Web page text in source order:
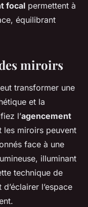
focal permettent à
équilibrant
miroirs
transformer une
et la
l’agencement
les miroirs peuvent
face à une
illuminant
technique de
l’espace